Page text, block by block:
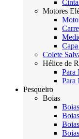
Motores
Colete
Hélice de
Para
Para
Pesqueiro
Boias